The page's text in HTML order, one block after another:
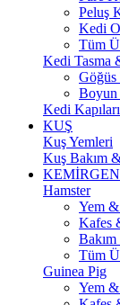
Peluş
Kedi
Tüm
Kedi Tasma
Göğüs
Boyun
Kedi Kapıları
KUŞ
Kuş Yemleri
Kuş Bakım
KEMİRGEN
Hamster
Yem
Kafes
Tüm
Guinea Pig
Yem